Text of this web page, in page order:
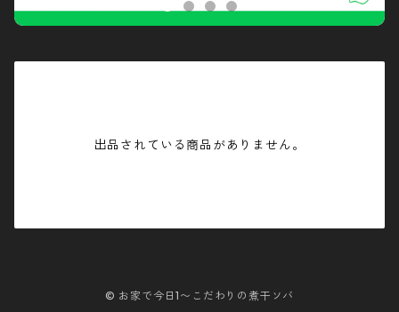
出品されている商品がありません。
© お家で今日1〜こだわりの煮干ソバ